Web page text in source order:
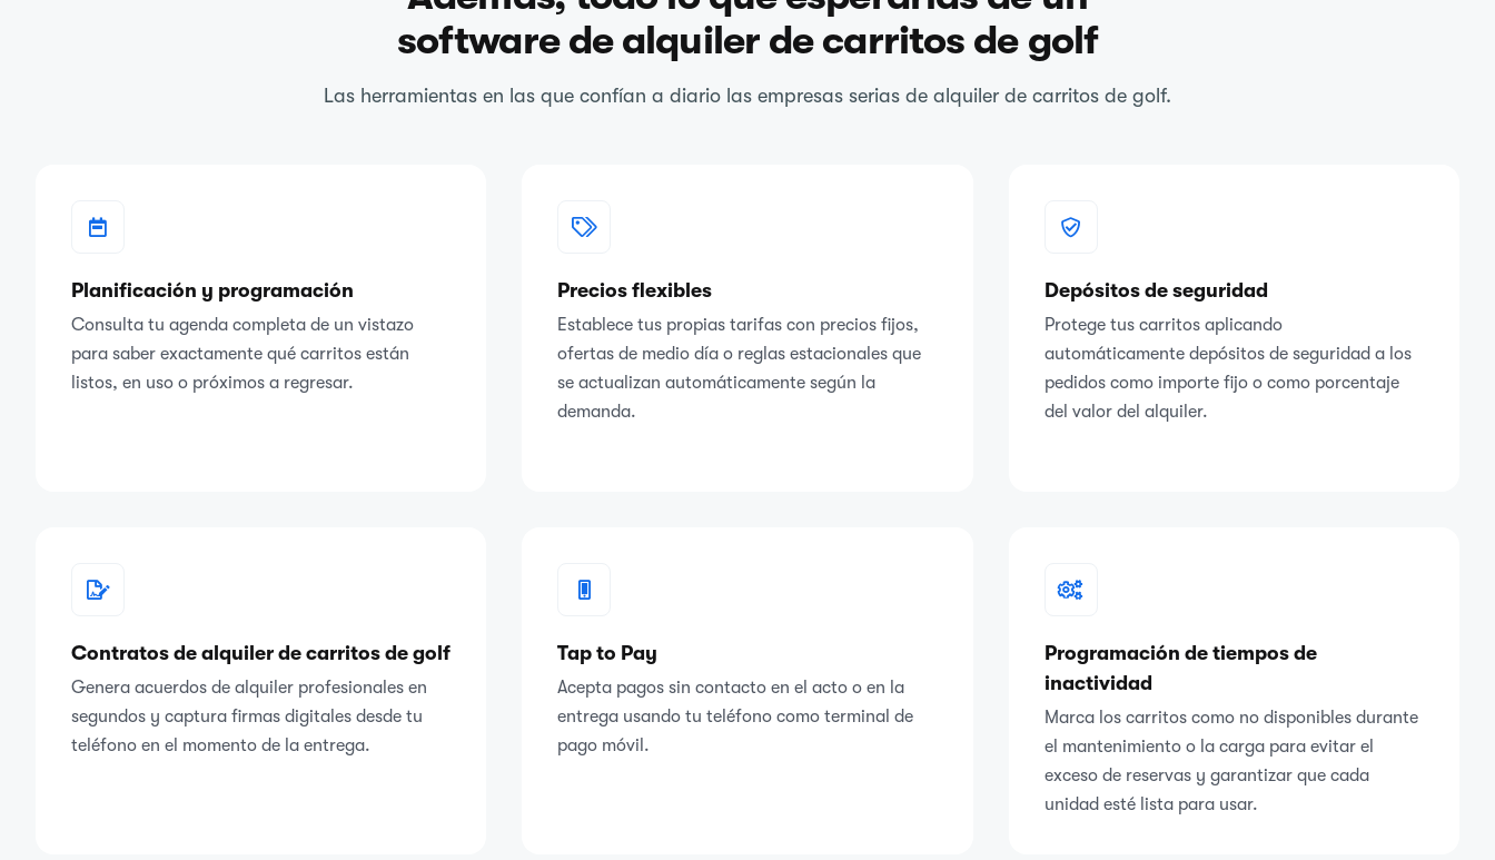
software de alquiler de carritos de golf
Las herramientas en las que confían a diario las empresas serias de alquiler de carritos de golf.
Planificación y programación
Consulta tu agenda completa de un vistazo
para saber exactamente qué carritos están
listos, en uso o próximos a regresar.
Precios flexibles
Establece tus propias tarifas con precios fijos,
ofertas de medio día o reglas estacionales que
se actualizan automáticamente según la
demanda.
Depósitos de seguridad
Protege tus carritos aplicando
automáticamente depósitos de seguridad a los
pedidos como importe fijo o como porcentaje
del valor del alquiler.
Contratos de alquiler de carritos de golf
Genera acuerdos de alquiler profesionales en
segundos y captura firmas digitales desde tu
teléfono en el momento de la entrega.
Tap to Pay
Acepta pagos sin contacto en el acto o en la
entrega usando tu teléfono como terminal de
pago móvil.
Programación de tiempos de
inactividad
Marca los carritos como no disponibles durante
el mantenimiento o la carga para evitar el
exceso de reservas y garantizar que cada
unidad esté lista para usar.